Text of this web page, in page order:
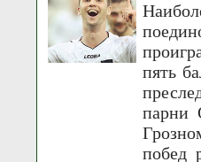
пять
парни
побед